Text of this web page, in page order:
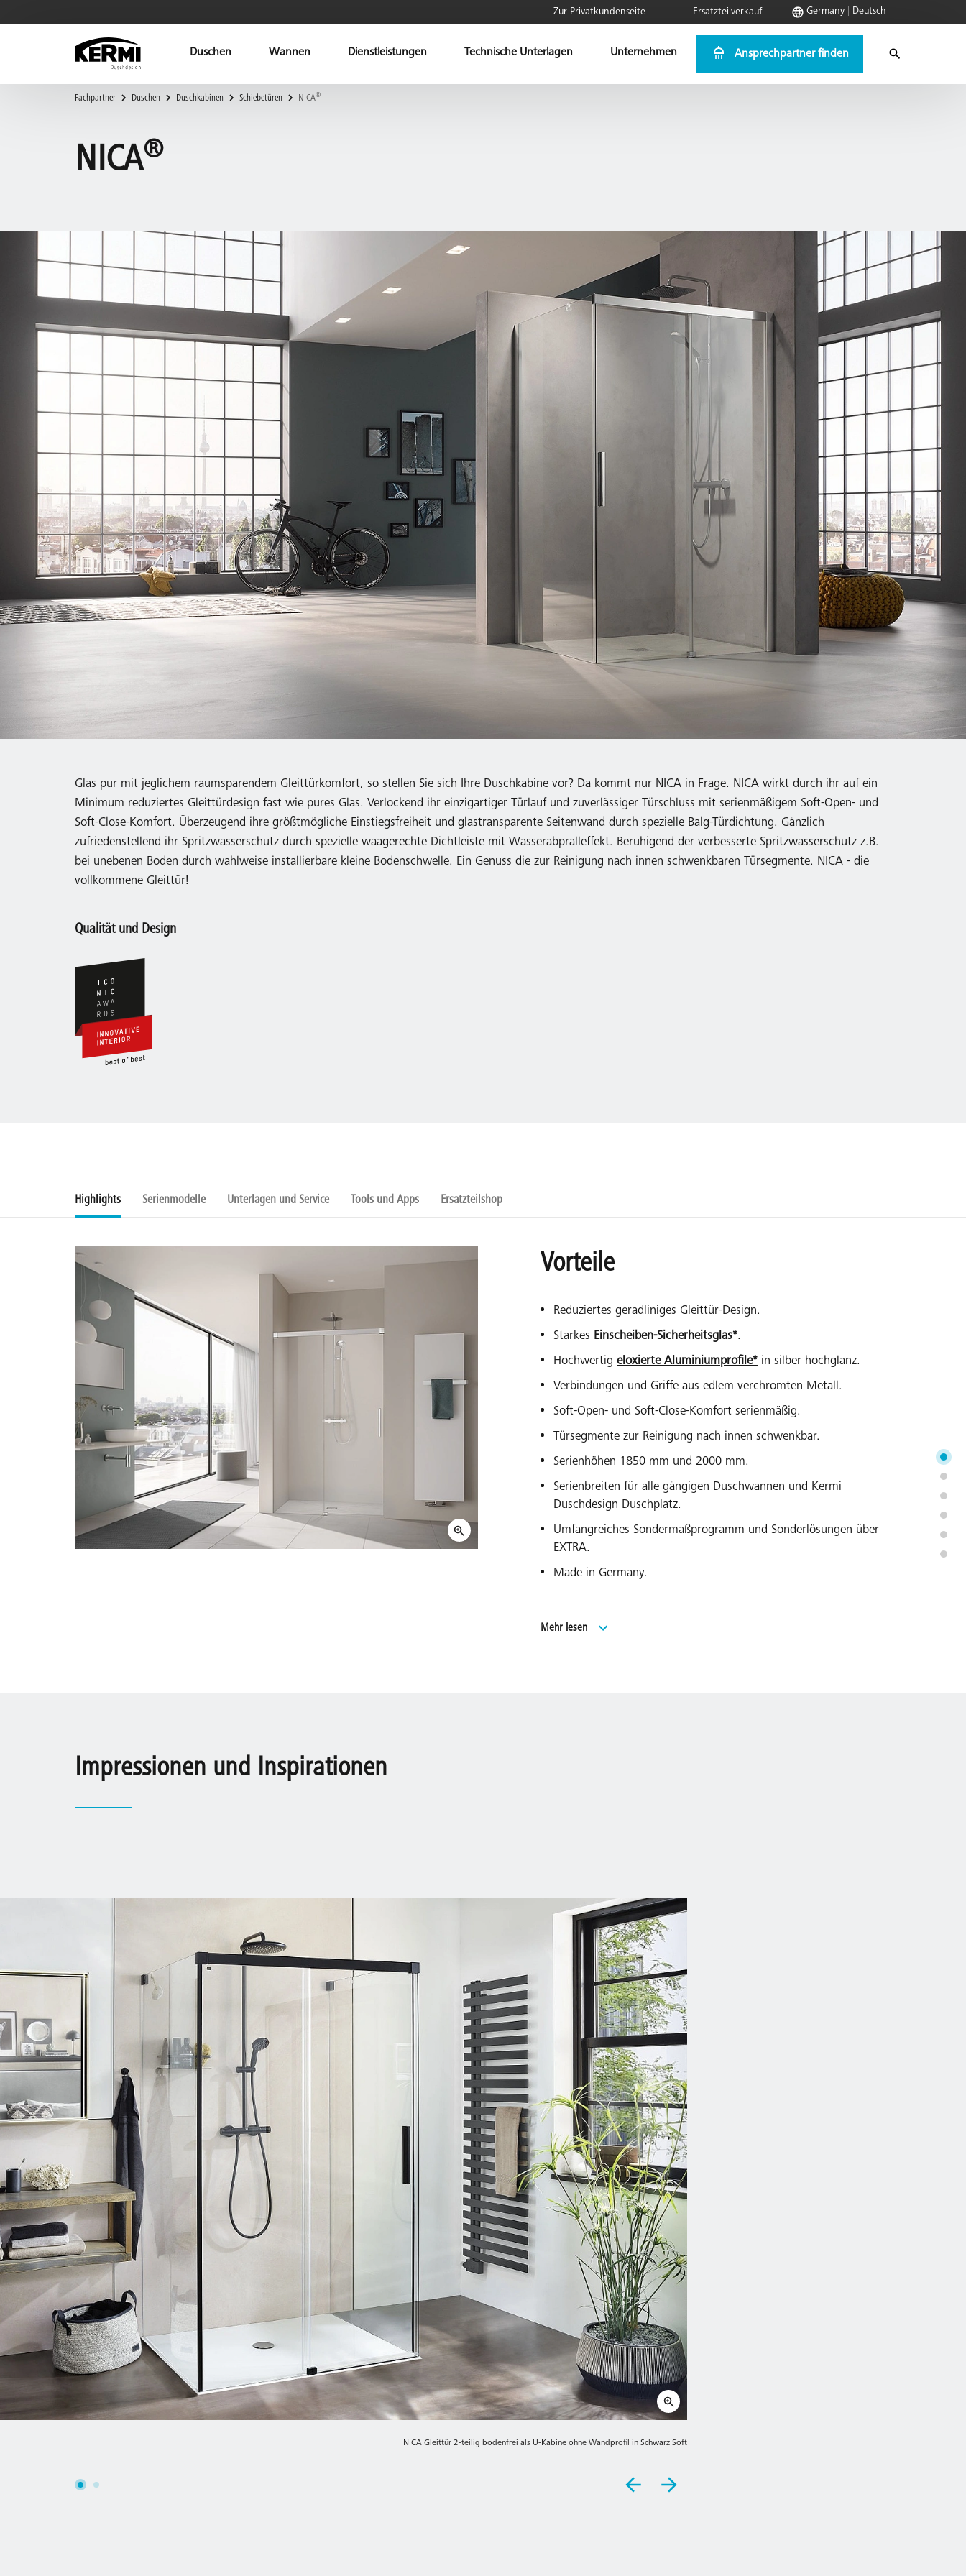
Zur Privatkundenseite Ersatzteilverkauf Germany Deutsch
Duschen Wannen Dienstleistungen Technische Unterlagen Unternehmen Ansprechpartner finden
Fachpartner Duschen Duschkabinen Schiebetüren NICA®
NICA®
Glas pur mit jeglichem raumsparendem Gleittürkomfort, so stellen Sie sich Ihre Duschkabine vor? Da kommt nur NICA in Frage. NICA wirkt durch ihr auf ein
Minimum reduziertes Gleittürdesign fast wie pures Glas. Verlockend ihr einzigartiger Türlauf und zuverlässiger Türschluss mit serienmäßigem Soft-Open- und
Soft-Close-Komfort. Überzeugend ihre größtmögliche Einstiegsfreiheit und glastransparente Seitenwand durch spezielle Balg-Türdichtung. Gänzlich
zufriedenstellend ihr Spritzwasserschutz durch spezielle waagerechte Dichtleiste mit Wasserabpralleffekt. Beruhigend der verbesserte Spritzwasserschutz z.B.
bei unebenen Boden durch wahlweise installierbare kleine Bodenschwelle. Ein Genuss die zur Reinigung nach innen schwenkbaren Türsegmente. NICA - die
vollkommene Gleittür!
Qualität und Design
Highlights Serienmodelle Unterlagen und Service Tools und Apps Ersatzteilshop
Vorteile
Reduziertes geradliniges Gleittür-Design.
Starkes Einscheiben-Sicherheitsglas*.
Hochwertig eloxierte Aluminiumprofile* in silber hochglanz.
Verbindungen und Griffe aus edlem verchromten Metall.
Soft-Open- und Soft-Close-Komfort serienmäßig.
Türsegmente zur Reinigung nach innen schwenkbar.
Serienhöhen 1850 mm und 2000 mm.
Serienbreiten für alle gängigen Duschwannen und Kermi
Duschdesign Duschplatz.
Umfangreiches Sondermaßprogramm und Sonderlösungen über
EXTRA.
Made in Germany.
Geprüft nach DIN EN 14428 (CE) und PPP 53005 (TÜV/GS).
Mehr lesen
Impressionen und Inspirationen
NICA Gleittür 2-teilig bodenfrei als U-Kabine ohne Wandprofil in Schwarz Soft